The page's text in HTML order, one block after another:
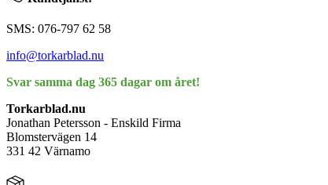
SMS: 076-797 62 58
info@torkarblad.nu
Svar samma dag 365 dagar om året!
Torkarblad.nu
Jonathan Petersson - Enskild Firma
Blomstervägen 14
331 42 Värnamo